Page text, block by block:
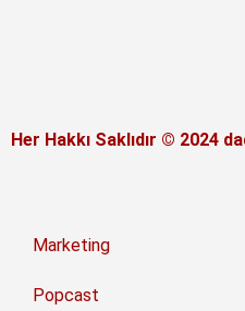
Her Hakkı Saklıdır © 2024
Marketing
Popcast